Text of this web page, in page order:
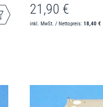
21,90 €
inkl. MwSt. / Nettopreis:18,40 €